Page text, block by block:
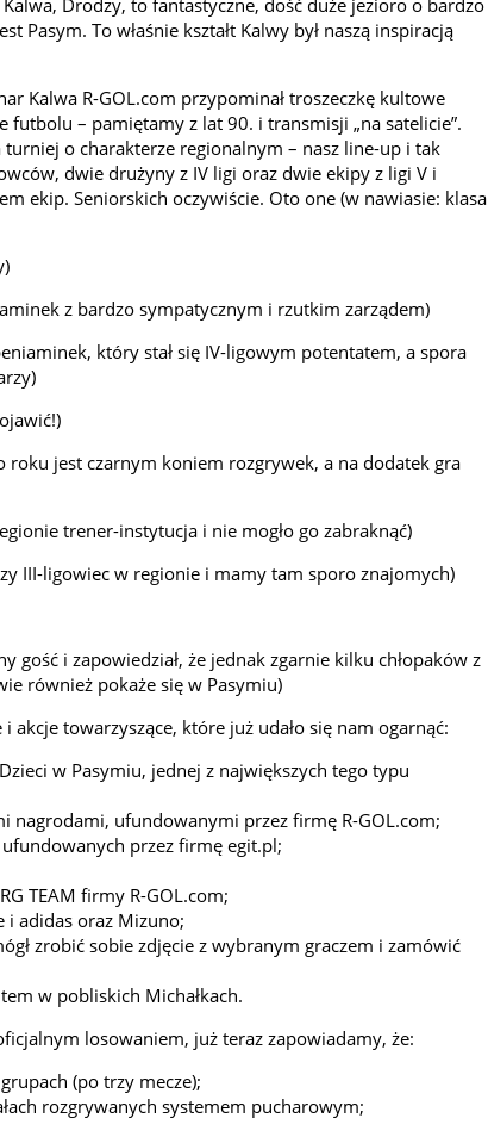
To właśnie kształt Kalwy był naszą inspiracją
Kalwa R-GOL.com przypominał troszeczkę kultowe
– pamiętamy z lat 90. i transmisji „na satelicie”.
o charakterze regionalnym – nasz line-up i tak
dwie drużyny z IV ligi oraz dwie ekipy z ligi V i
ekip. Seniorskich oczywiście. Oto one (w nawiasie: klasa
z bardzo sympatycznym i rzutkim zarządem)
który stał się IV-ligowym potentatem, a spora
jest czarnym koniem rozgrywek, a na dodatek gra
trener-instytucja i nie mogło go zabraknąć)
III-ligowiec w regionie i mamy tam sporo znajomych)
gość i zapowiedział, że jednak zgarnie kilku chłopaków z
również pokaże się w Pasymiu)
towarzyszące, które już udało się nam ogarnąć:
w Pasymiu, jednej z największych tego typu
nagrodami, ufundowanymi przez firmę R-GOL.com;
przez firmę egit.pl;
TEAM firmy R-GOL.com;
i adidas oraz Mizuno;
zrobić sobie zdjęcie z wybranym graczem i zamówić
w pobliskich Michałkach.
losowaniem, już teraz zapowiadamy, że:
(po trzy mecze);
rozgrywanych systemem pucharowym;